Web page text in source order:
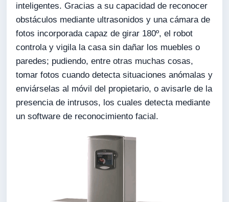
inteligentes. Gracias a su capacidad de reconocer
obstáculos mediante ultrasonidos y una cámara de
fotos incorporada capaz de girar 180º, el robot
controla y vigila la casa sin dañar los muebles o
paredes; pudiendo, entre otras muchas cosas,
tomar fotos cuando detecta situaciones anómalas y
enviárselas al móvil del propietario, o avisarle de la
presencia de intrusos, los cuales detecta mediante
un software de reconocimiento facial.